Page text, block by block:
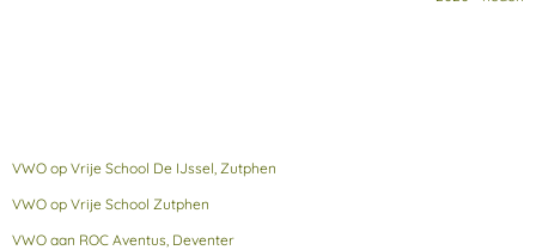
VWO op Vrije School De IJssel, Zutphen
VWO op Vrije School Zutphen
VWO aan ROC Aventus, Deventer